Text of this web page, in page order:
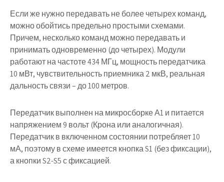
Если же нужно передавать не более четырех команд,
можно обойтись предельно простыми схемами.
Причем, несколько команд можно передавать и
принимать одновременно (до четырех). Модули
работают на частоте 434 МГц, мощность передатчика
10 мВт, чувствительность приемника 2 мкВ, реальная
дальность связи – до 100 метров.
Передатчиквыполнен на микросборке А1 и питается
напряжением 9 вольт (Крона или аналогичная).
Передатчик в включенном состоянии потребляет 10
мА, поэтому в схеме имеется кнопка S1 (без фиксации),
а кнопки S2-S5 с фиксацией.